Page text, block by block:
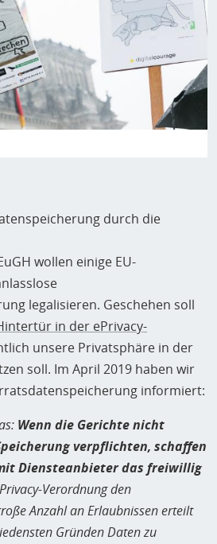
durch die
wollen einige EU-
legalisieren. Geschehen soll
in der ePrivacy-
unsere Privatsphäre in der
soll. Im April 2019 haben wir
informiert:
Wenn die Gerichte nicht
verpflichten, schaffen
Diensteanbieter das freiwillig
Verordnung den
Anzahl an Erlaubnissen erteilt
Gründen Daten zu